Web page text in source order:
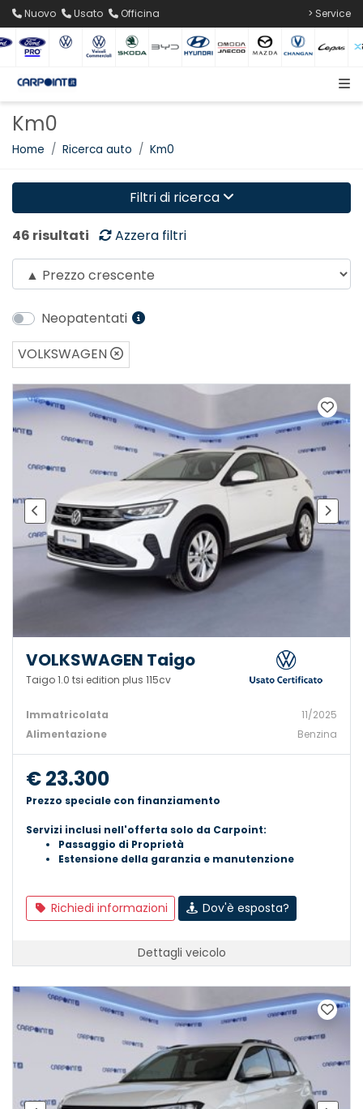
Nuovo Usato Officina > Service
Km0
Home Ricerca auto Km0
Filtri di ricerca
46 risultati Azzera filtri
Neopatentati
VOLKSWAGEN
VOLKSWAGEN Taigo
Taigo 1.0 tsi edition plus 115cv
Immatricolata
11/2025
Alimentazione
Benzina
€ 23.300
Prezzo speciale con finanziamento
Servizi inclusi nell'offerta solo da Carpoint:
Passaggio di Proprietà
Estensione della garanzia e manutenzione
Richiedi informazioni Dov'è esposta?
Dettagli veicolo